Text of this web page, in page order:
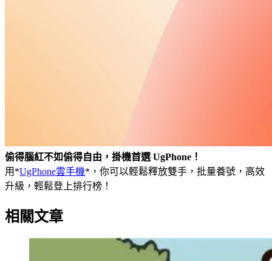
偷得腦紅不如偷得自由，掛機首選 UgPhone！
用*UgPhone雲手機*，你可以輕鬆釋放雙手，批量養號，高效
升級，輕鬆登上排行榜！
相關文章